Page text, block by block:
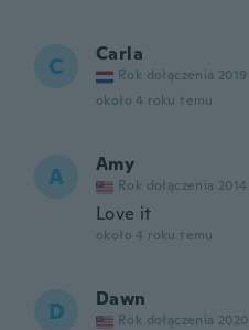
C Carla
Rok dołączenia 2019
około 4 roku temu
A Amy
Rok dołączenia 2014
Love it
około 4 roku temu
D Dawn
Rok dołączenia 2020